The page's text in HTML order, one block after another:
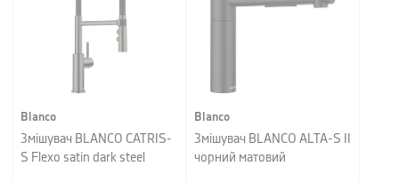
Blanco
Змішувач BLANCO CATRIS-
S Flexo satin dark steel
Blanco
Змішувач BLANCO ALTA-S II
чорний матовий